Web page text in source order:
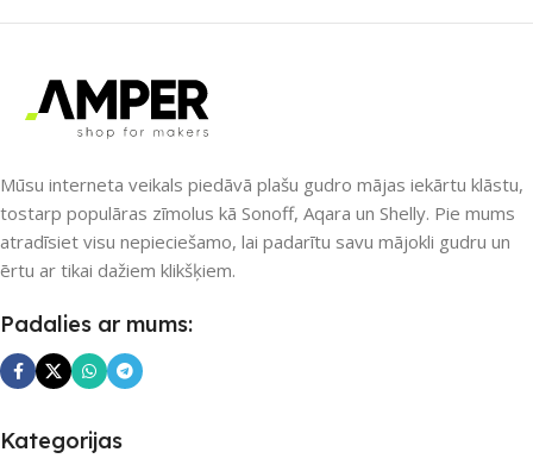
SKAITS
SKAITS
Mūsu interneta veikals piedāvā plašu gudro mājas iekārtu klāstu,
tostarp populāras zīmolus kā Sonoff, Aqara un Shelly. Pie mums
atradīsiet visu nepieciešamo, lai padarītu savu mājokli gudru un
ērtu ar tikai dažiem klikšķiem.
Padalies ar mums:
Kategorijas